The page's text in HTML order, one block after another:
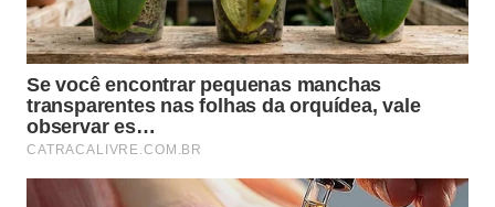
tempero da panela de ferro?
Após o primeiro tempero com óleo eforno, a
manutenção diária garante longa vida útil à panela e
evita ferrugem. A limpeza deve ser rápida, sem
deixar de molho, utilizando água, esponja macia ou
escova, seguida de secagem completa logo após o